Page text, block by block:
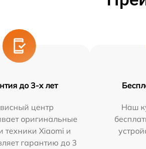
до 3-х лет
центр
оригинальные
техники Xiaomi и
гарантию до 3
Наш